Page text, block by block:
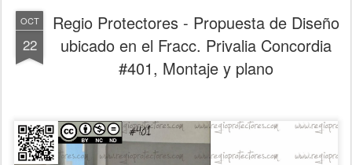
OCT
22
Regio Protectores - Propuesta de Diseño
ubicado en el Fracc. Privalia Concordia
#401, Montaje y plano